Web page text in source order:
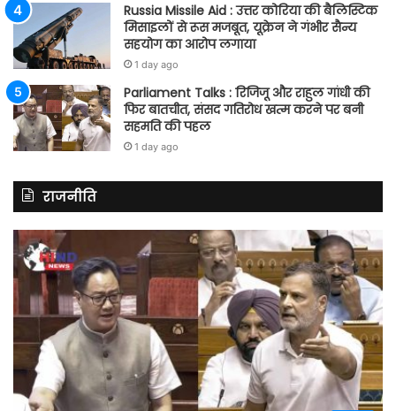
Russia Missile Aid : उत्तर कोरिया की बैलिस्टिक
मिसाइलों से रूस मजबूत, यूक्रेन ने गंभीर सैन्य
सहयोग का आरोप लगाया
1 day ago
Parliament Talks : रिजिजू और राहुल गांधी की
फिर बातचीत, संसद गतिरोध खत्म करने पर बनी
सहमति की पहल
1 day ago
राजनीति